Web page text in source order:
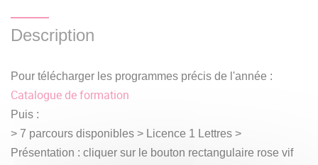
Description
Pour télécharger les programmes précis de l'année :
Catalogue de formation
Puis :
> 7 parcours disponibles > Licence 1 Lettres >
Présentation : cliquer sur le bouton rectangulaire rose vif